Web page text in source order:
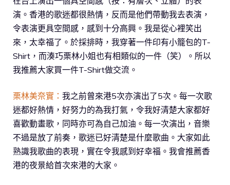
演。香港的歌迷都很熱情，反而是他們帶動我去表演，
令表演更具空間感，感到十分高興。我是從心裡笑出
來，太幸福了。於採排時，我穿著一件印有小籠包的T-
Shirt，而湊巧栗林小姐也有相類似的一件（笑）。所以
我推薦大家買一件T-Shirt做交流。
栗林美奈實： 我之前曾來港5次亦演出了5次。每一次歌
迷都好熱情，好努力的為我打氣，令我好清楚大家都好
喜歡動畫歌，同時亦可為自己加油。每一次演出，音樂
不過是放了前奏，歌迷已好清楚是什麼歌曲。大家如此
熟識我歌曲的表現，實在令我感到好幸福。我會推薦香
港的夜景給首次來港的大家。